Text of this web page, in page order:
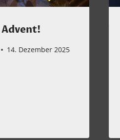
Advent!
14. Dezember 2025